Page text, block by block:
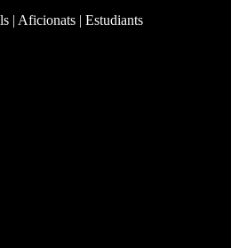
| Aficionats | Estudiants